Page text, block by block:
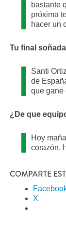
bastante
próxima
hacer un
Tu final
Santi
de
que gane
¿De que
Hoy
corazón.
COMPARTE
X